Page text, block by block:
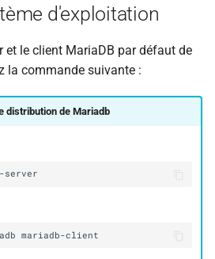
d'exploitation
et le client MariaDB par défaut de
la commande suivante :
distribution de Mariadb